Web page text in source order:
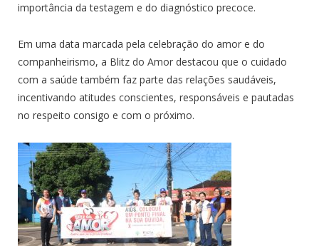
importância da testagem e do diagnóstico precoce.
Em uma data marcada pela celebração do amor e do
companheirismo, a Blitz do Amor destacou que o cuidado
com a saúde também faz parte das relações saudáveis,
incentivando atitudes conscientes, responsáveis e pautadas
no respeito consigo e com o próximo.